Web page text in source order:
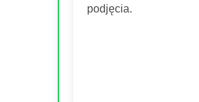
podjęcia.